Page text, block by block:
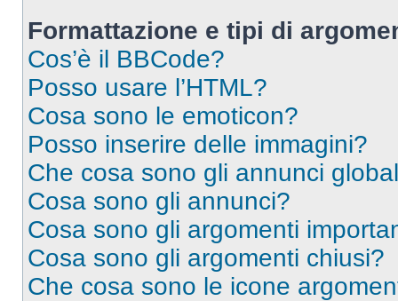
Formattazione e tipi di
Cos’è il BBCode?
Posso usare l’HTML?
Cosa sono le emoticon?
Posso inserire delle immagini?
Che cosa sono gli annunci
Cosa sono gli annunci?
Cosa sono gli argomenti
Cosa sono gli argomenti chiusi?
Che cosa sono le icone